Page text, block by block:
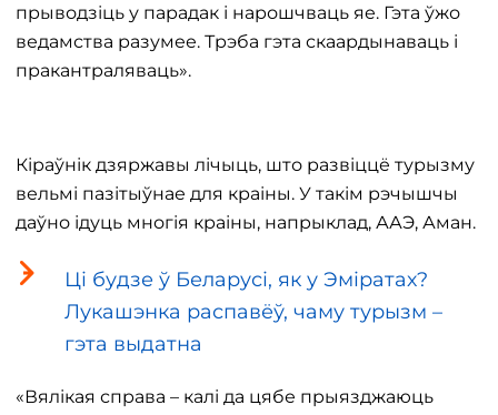
прыводзіць у парадак і нарошчваць яе. Гэта ўжо
ведамства разумее. Трэба гэта скаардынаваць і
пракантраляваць».
Кіраўнік дзяржавы лічыць, што развіццё турызму
вельмі пазітыўнае для краіны. У такім рэчышчы
даўно ідуць многія краіны, напрыклад, ААЭ, Аман.
Ці будзе ў Беларусі, як у Эміратах?
Лукашэнка распавёў, чаму турызм –
гэта выдатна
«Вялікая справа – калі да цябе прыязджаюць